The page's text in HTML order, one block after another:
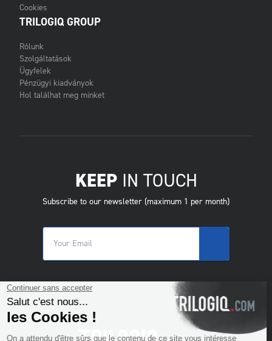
Cookies
TRILOGIQ GROUP
Rólunk
Szolgáltatások
Ügyfelek
Pénzügyi kiadványok
Hol találhat meg minket
KEEPIN TOUCH
Subscribe to our newsletter (maximum 1 per month)